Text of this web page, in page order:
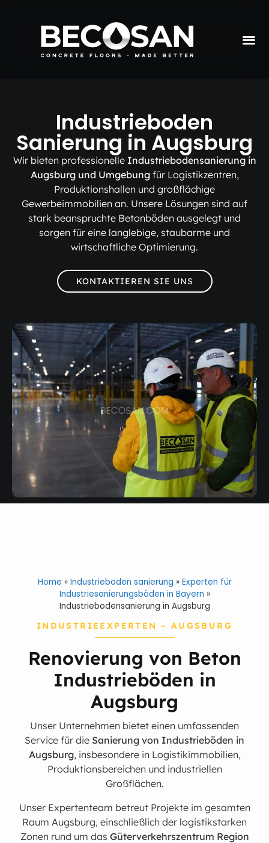
Industrieboden
Sanierung in Augsburg
Wir bieten professionelle Industriebodensanierung in
Augsburg und Umgebungfür Logistikzentren,
Produktionshallen und großflächige
Gewerbeimmobilien an. Unsere Lösungen sind auf
stark beanspruchte Betonböden ausgelegt und
sorgen für eine langlebige, staubarme und
wirtschaftliche Optimierung.
KONTAKTIEREN SIE UNS
Home » Industrieboden sanierung » Experten für
Industriesanierungsböden in Bayern »
Industriebodensanierung in Augsburg
INDUSTRIEEXPERTEN – AUGSBURG
Renovierung von Beton
Industrieböden in
Augsburg
Unser Unternehmen bietet einen umfassenden
Service für die Sanierung von Industrieböden in
Augsburg, insbesondere in Logistikimmobilien,
Produktionsbereichen und industriellen
Großflächen.
Unser Expertenteam betreut Projekte im gesamten
Raum Augsburg, einschließlich der logistikstarken
Zonen rund um das Güterverkehrszentrum Region